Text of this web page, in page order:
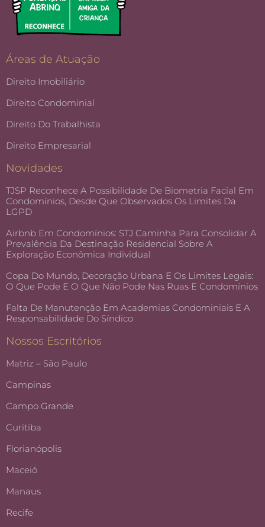
Áreas de Atuação
Direito Imobiliário
Direito Condominial
Direito Do Trabalhista
Direito Empresarial
Novidades
TJSP Reconhece A Possibilidade De Biometria Facial Em
Condomínios, Desde Que Observados Os Limites Da
LGPD
Airbnb Em Condomínios: STJ Caminha Para Consolidar A
Prevalência Da Destinação Residencial Sobre A
Exploração Econômica Individual
Copa Do Mundo, Decoração Urbana E Os Limites Legais:
O Que Pode E O Que Não Pode Nas Ruas E Condomínios
Falta De Manutenção Em Academias Condominiais E A
Responsabilidade Do Síndico
Nossos Escritórios
Matriz – São Paulo
Campinas
Campo Grande
Curitiba
Florianópolis
Maceió
Manaus
Recife